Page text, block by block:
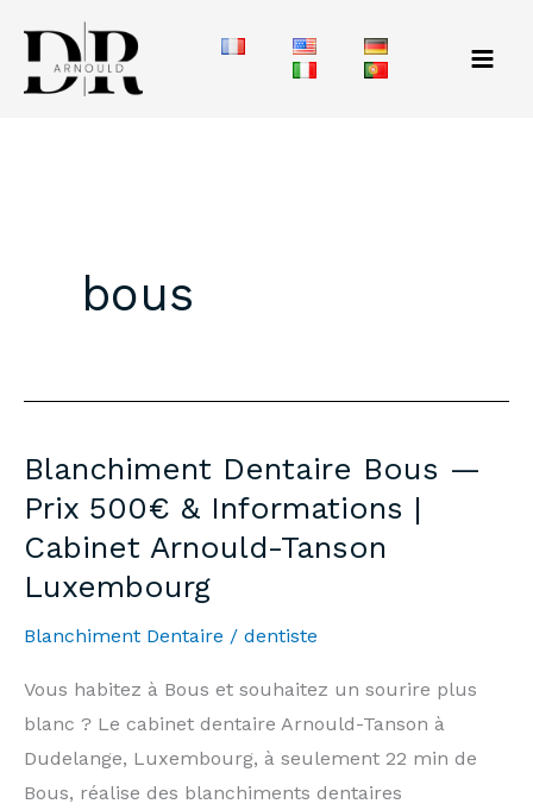
contenu
bous
Blanchiment Dentaire Bous —
Prix 500€ & Informations |
Cabinet Arnould-Tanson
Luxembourg
Blanchiment Dentaire / dentiste
Vous habitez à Bous et souhaitez un sourire plus
blanc ? Le cabinet dentaire Arnould-Tanson à
Dudelange, Luxembourg, à seulement 22 min de
Bous, réalise des blanchiments dentaires